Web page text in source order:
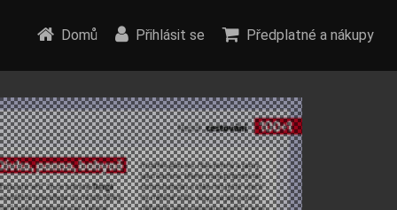
Domů Přihlásit se Předplatné a nákupy